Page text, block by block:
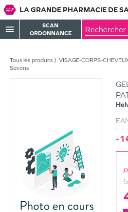
LA GRANDE PHARMACIE DE
menu
SCAN
ORDONNANCE
Tous les produits VISAGE-CORPS-
Savons
-